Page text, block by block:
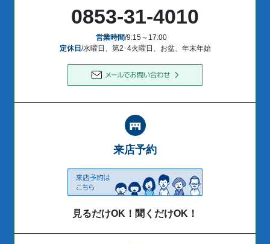
0853-31-4010
営業時間/9:15～17:00
定休日 /水曜日、第2･4火曜日、お盆、年末年始
来店予約
見るだけOK！聞くだけOK！